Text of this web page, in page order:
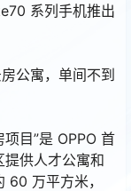
系列手机推出
公寓，单间不到
目”是 OPPO 首
供人才公寓和
万平方米，